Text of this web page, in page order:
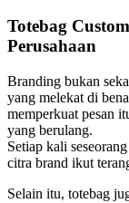
Totebag
Perusahaan
Branding bukan
yang melekat di
memperkuat pesan
yang berulang.
Setiap kali
citra brand ikut
Selain itu, totebag